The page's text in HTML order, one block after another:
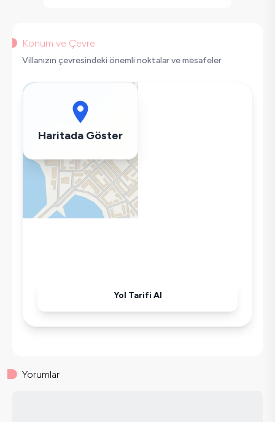
Langırt
Salıncak
Bulaşık Makinesi
Çamaşır Makinesi
Wifi / İnternet
Tost Makinesi
Mikrodalga
Kettle
Konum ve Çevre
Villanızın çevresindeki önemli noktalar ve mesafeler
Haritada Göster
Yol Tarifi Al
Yorumlar